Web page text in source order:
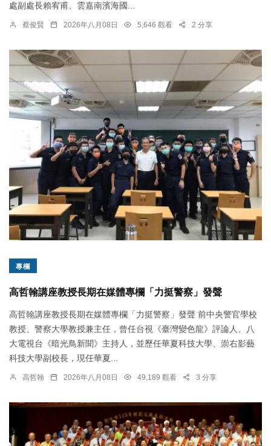
處副處長賴宥甫、雲嘉南濱海國...
蔡俊賢 2026年八月08日 5,646 觀看 2 分享
專欄
高哲翰講座教授長期在媒體專欄「力挺警察」發聲
高哲翰講座教授長期在媒體專欄「力挺警察」發聲 前中央警官學校
教授、警察大學教授兼主任，曾任台視《臺灣變色龍》評論人、八
大電視台《暗光鳥新聞》主持人，並歷任華夏科技大學、崇右影藝
科技大學副校長，現任華夏...
高哲翰 2026年八月08日 49,189 觀看 3 分享